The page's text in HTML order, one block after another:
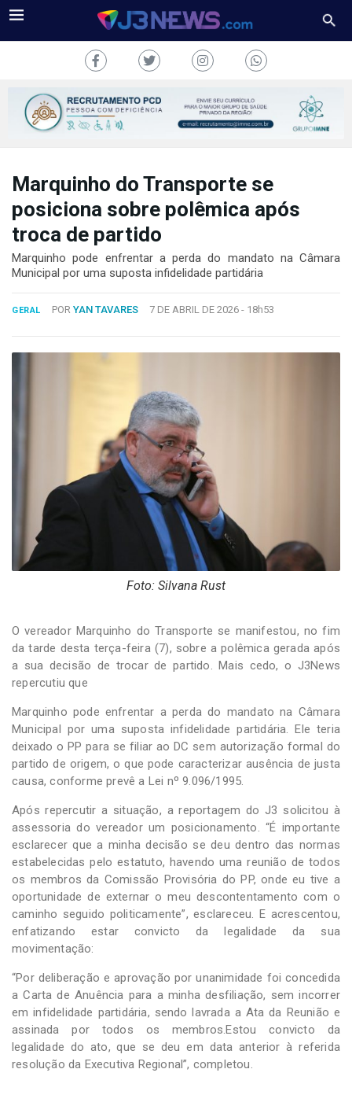
J3NEWS
TV
COLUNAS
2024
Marquinho do Transporte se
posiciona sobre polêmica após
troca de partido
Marquinho pode enfrentar a perda do mandato na Câmara
Municipal por uma suposta infidelidade partidária
GERAL POR YAN TAVARES 7 DE ABRIL DE 2026 - 18h53
Foto: Silvana Rust
O vereador Marquinho do Transporte se manifestou, no fim
da tarde desta terça-feira (7), sobre a polêmica gerada após
a sua decisão de trocar de partido. Mais cedo, o J3News
repercutiu que
Marquinho pode enfrentar a perda do mandato na Câmara
Municipal por uma suposta infidelidade partidária. Ele teria
deixado o PP para se filiar ao DC sem autorização formal do
partido de origem, o que pode caracterizar ausência de justa
causa, conforme prevê a Lei nº 9.096/1995.
Após repercutir a situação, a reportagem do J3 solicitou à
assessoria do vereador um posicionamento. “É importante
esclarecer que a minha decisão se deu dentro das normas
estabelecidas pelo estatuto, havendo uma reunião de todos
os membros da Comissão Provisória do PP, onde eu tive a
oportunidade de externar o meu descontentamento com o
caminho seguido politicamente”, esclareceu. E acrescentou,
enfatizando estar convicto da legalidade da sua
movimentação:
“Por deliberação e aprovação por unanimidade foi concedida
a Carta de Anuência para a minha desfiliação, sem incorrer
em infidelidade partidária, sendo lavrada a Ata da Reunião e
assinada por todos os membros.Estou convicto da
legalidade do ato, que se deu em data anterior à referida
resolução da Executiva Regional”, completou.